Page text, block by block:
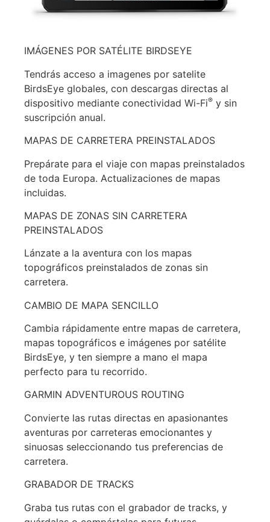
IMÁGENES POR SATÉLITE BIRDSEYE
Tendrás acceso a imagenes por satelite
BirdsEye globales, con descargas directas al
dispositivo mediante conectividad Wi-Fi® y sin
suscripción anual.
MAPAS DE CARRETERA PREINSTALADOS
Prepárate para el viaje con mapas preinstalados
de toda Europa. Actualizaciones de mapas
incluidas.
MAPAS DE ZONAS SIN CARRETERA
PREINSTALADOS
Lánzate a la aventura con los mapas
topográficos preinstalados de zonas sin
carretera.
CAMBIO DE MAPA SENCILLO
Cambia rápidamente entre mapas de carretera,
mapas topográficos e imágenes por satélite
BirdsEye, y ten siempre a mano el mapa
perfecto para tu recorrido.
GARMIN ADVENTUROUS ROUTING
Convierte las rutas directas en apasionantes
aventuras por carreteras emocionantes y
sinuosas seleccionando tus preferencias de
carretera.
GRABADOR DE TRACKS
Graba tus rutas con el grabador de tracks, y